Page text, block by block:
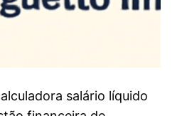
salário líquido